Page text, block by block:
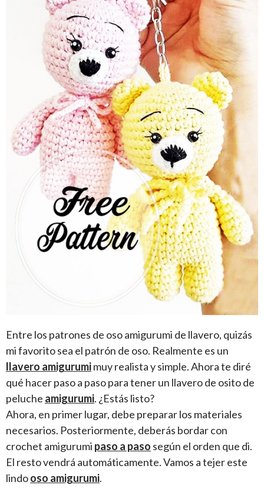
Entre los patrones de oso amigurumi de llavero, quizás
mi favorito sea el patrón de oso. Realmente es un
llavero amigurumimuy realista y simple. Ahora te diré
qué hacer paso a paso para tener un llavero de osito de
peluche amigurumi. ¿Estás listo?
Ahora, en primer lugar, debe preparar los materiales
necesarios. Posteriormente, deberás bordar con
crochet amigurumi paso a paso según el orden que di.
El resto vendrá automáticamente. Vamos a tejer este
lindooso amigurumi.